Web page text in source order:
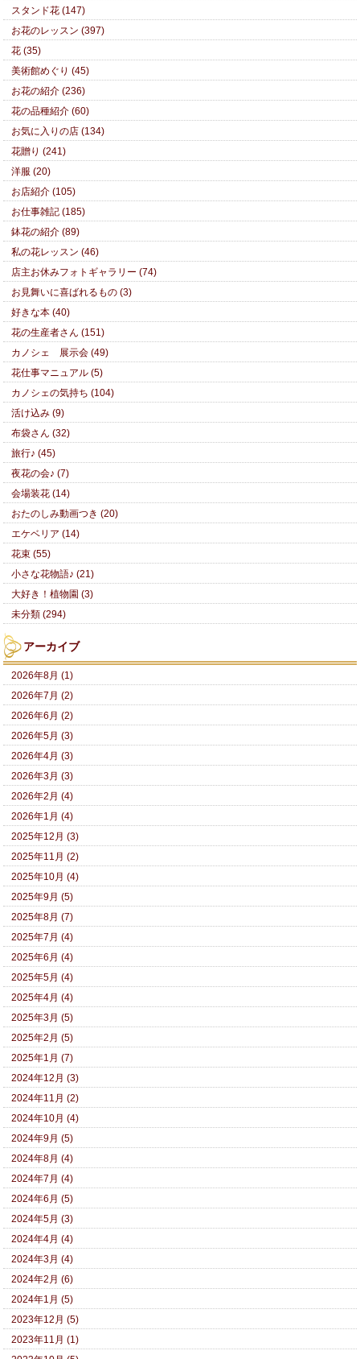
スタンド花 (147)
お花のレッスン (397)
花 (35)
美術館めぐり (45)
お花の紹介 (236)
花の品種紹介 (60)
お気に入りの店 (134)
花贈り (241)
洋服 (20)
お店紹介 (105)
お仕事雑記 (185)
鉢花の紹介 (89)
私の花レッスン (46)
店主お休みフォトギャラリー (74)
お見舞いに喜ばれるもの (3)
好きな本 (40)
花の生産者さん (151)
カノシェ 展示会 (49)
花仕事マニュアル (5)
カノシェの気持ち (104)
活け込み (9)
布袋さん (32)
旅行♪ (45)
夜花の会♪ (7)
会場装花 (14)
おたのしみ動画つき (20)
エケベリア (14)
花束 (55)
小さな花物語♪ (21)
大好き！植物園 (3)
未分類 (294)
アーカイブ
2026年8月 (1)
2026年7月 (2)
2026年6月 (2)
2026年5月 (3)
2026年4月 (3)
2026年3月 (3)
2026年2月 (4)
2026年1月 (4)
2025年12月 (3)
2025年11月 (2)
2025年10月 (4)
2025年9月 (5)
2025年8月 (7)
2025年7月 (4)
2025年6月 (4)
2025年5月 (4)
2025年4月 (4)
2025年3月 (5)
2025年2月 (5)
2025年1月 (7)
2024年12月 (3)
2024年11月 (2)
2024年10月 (4)
2024年9月 (5)
2024年8月 (4)
2024年7月 (4)
2024年6月 (5)
2024年5月 (3)
2024年4月 (4)
2024年3月 (4)
2024年2月 (6)
2024年1月 (5)
2023年12月 (5)
2023年11月 (1)